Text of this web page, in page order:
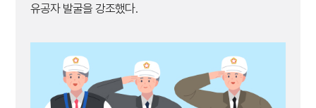
유공자 발굴을 강조했다.